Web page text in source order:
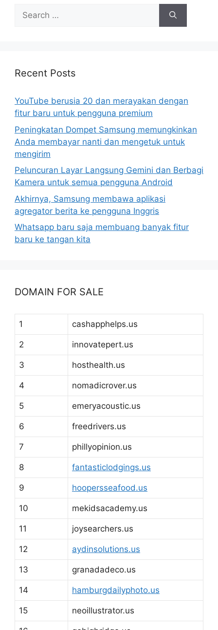
Search
for:
Recent Posts
YouTube berusia 20 dan merayakan dengan
fitur baru untuk pengguna premium
Peningkatan Dompet Samsung memungkinkan
Anda membayar nanti dan mengetuk untuk
mengirim
Peluncuran Layar Langsung Gemini dan Berbagi
Kamera untuk semua pengguna Android
Akhirnya, Samsung membawa aplikasi
agregator berita ke pengguna Inggris
Whatsapp baru saja membuang banyak fitur
baru ke tangan kita
DOMAIN FOR SALE
1 cashapphelps.us
2 innovatepert.us
3 hosthealth.us
4 nomadicrover.us
5 emeryacoustic.us
6 freedrivers.us
7 phillyopinion.us
8 fantasticlodgings.us
9 hoopersseafood.us
10 mekidsacademy.us
11 joysearchers.us
12 aydinsolutions.us
13 granadadeco.us
14 hamburgdailyphoto.us
15 neoillustrator.us